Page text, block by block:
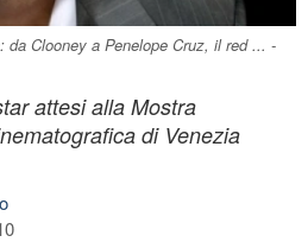
Clooney a Penelope Cruz, il red ... -
attesi alla Mostra
di Venezia